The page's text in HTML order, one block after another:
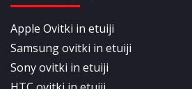
Apple Ovitki in etuiji
Samsung ovitki in etuiji
Sony ovitki in etuiji